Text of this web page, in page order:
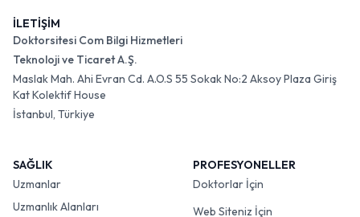
İLETİŞİM
Doktorsitesi Com Bilgi Hizmetleri
Teknoloji ve Ticaret A.Ş.
Maslak Mah. Ahi Evran Cd. A.O.S 55 Sokak No:2 Aksoy Plaza Giriş
Kat Kolektif House
İstanbul, Türkiye
SAĞLIK
Uzmanlar
Uzmanlık Alanları
PROFESYONELLER
Doktorlar İçin
Web Siteniz İçin